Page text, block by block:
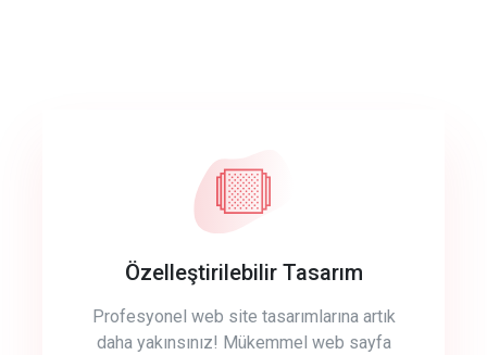
Özelleştirilebilir Tasarım
Profesyonel web site tasarımlarına artık
daha yakınsınız! Mükemmel web sayfa